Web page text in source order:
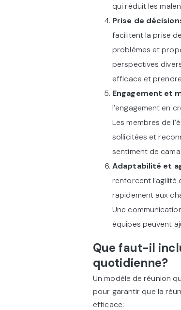
qui réduit les
Prise de
facilitent la prise
problèmes et
perspectives
efficace et
Engagement et
l’engagement en
Les membres de
sollicitées et
sentiment de
Adaptabilité et
renforcent l’agilité
rapidement aux
Une
équipes peuvent
Que faut-il
quotidienne?
Un modèle de réunion
pour garantir que la
efficace: